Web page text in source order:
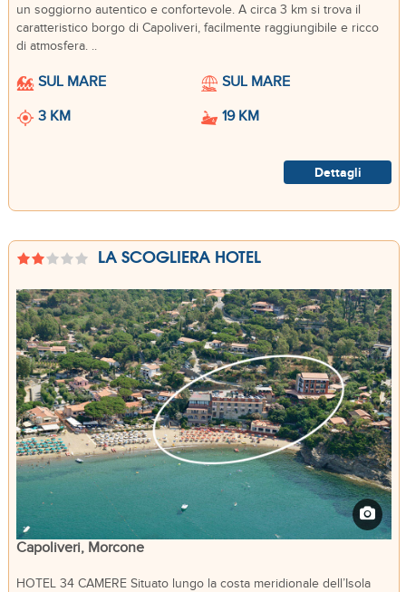
un soggiorno autentico e confortevole. A circa 3 km si trova il
caratteristico borgo di Capoliveri, facilmente raggiungibile e ricco
di atmosfera. ..
SUL MARE
SUL MARE
3 KM
19 KM
Dettagli
LA SCOGLIERA HOTEL
Capoliveri, Morcone
HOTEL 34 CAMERE Situato lungo la costa meridionale dell’Isola